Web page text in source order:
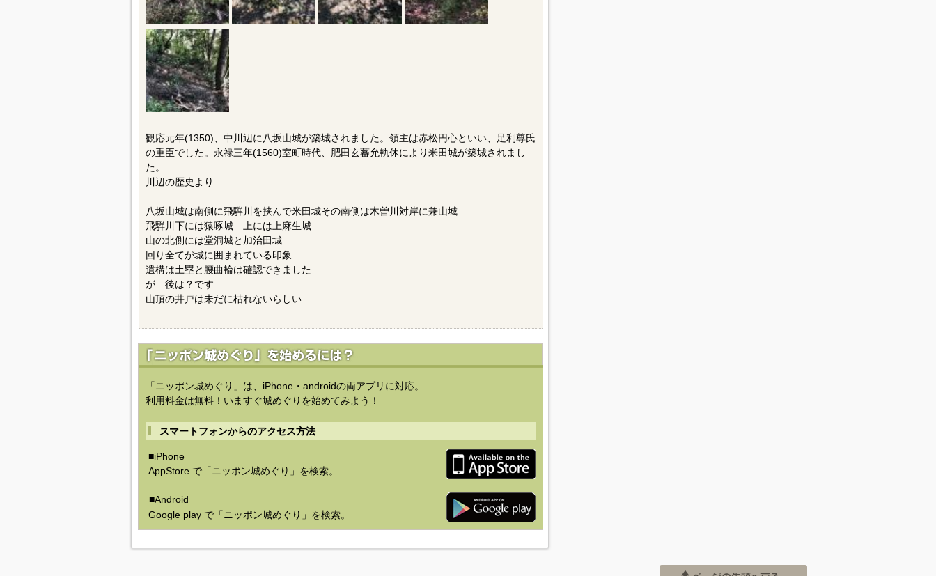
観応元年(1350)、中川辺に八坂山城が築城されました。領主は赤松円心といい、足利尊氏
の重臣でした。永禄三年(1560)室町時代、肥田玄蕃允軌休により米田城が築城されまし
た。
川辺の歴史より
八坂山城は南側に飛騨川を挟んで米田城その南側は木曽川対岸に兼山城
飛騨川下には猿啄城 上には上麻生城
山の北側には堂洞城と加治田城
回り全てが城に囲まれている印象
遺構は土塁と腰曲輪は確認できました
が 後は？です
山頂の井戸は未だに枯れないらしい
「ニッポン城めぐり」は、iPhone・androidの両アプリに対応。
利用料金は無料！いますぐ城めぐりを始めてみよう！
スマートフォンからのアクセス方法
■iPhone
AppStore で「ニッポン城めぐり」を検索。
■Android
Google play で「ニッポン城めぐり」を検索。